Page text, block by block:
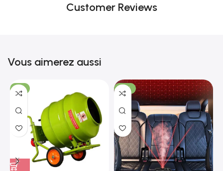
Customer Reviews
Vous aimerez aussi
-7% -18%